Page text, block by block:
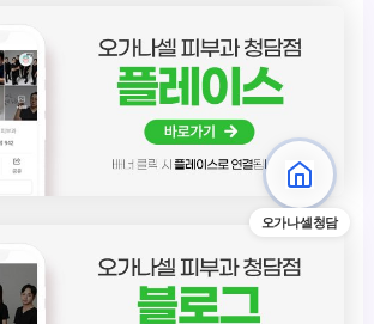
오가나셀청담